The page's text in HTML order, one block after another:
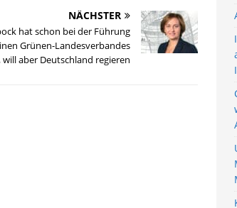
NÄCHSTER
hat schon bei der Führung
Grünen-Landesverbandes
will aber Deutschland regieren